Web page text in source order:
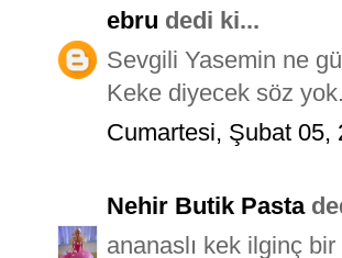
ebru dedi ki...
Sevgili Yasemin ne
Keke diyecek söz
Cumartesi, Şubat 05,
Nehir Butik Pasta
ananaslı kek ilginç